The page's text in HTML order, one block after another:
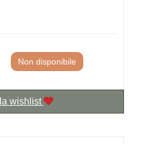
Non disponibile
wishlist